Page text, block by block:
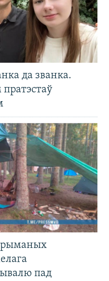
да званка.
пад